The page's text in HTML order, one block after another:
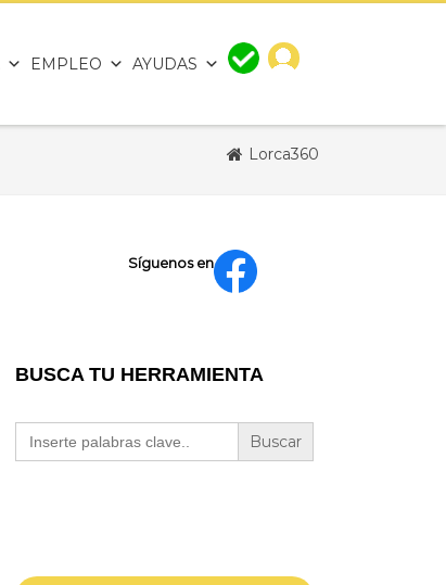
EMPLEO AYUDAS
Lorca360
Síguenos en
BUSCA TU HERRAMIENTA
Buscar: